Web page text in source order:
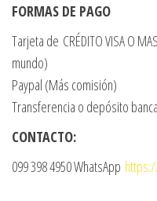
FORMAS DE PAGO
Tarjeta de CRÉDITO VISA O
mundo)
Paypal (Más comisión)
Transferencia o depósito
CONTACTO:
099 398 4950 WhatsApp